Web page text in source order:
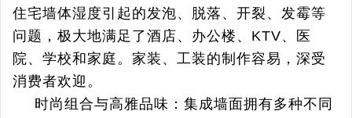
住宅墙体湿度引起的发泡、脱落、开裂、发霉等
问题，极大地满足了酒店、办公楼、KTV、医
院、学校和家庭。家装、工装的制作容易，深受
消费者欢迎。
时尚组合与高雅品味：集成墙面拥有多种不同